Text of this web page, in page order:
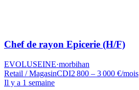
Chef de rayon Epicerie (H/F)
EVOLUSEINE·morbihan
Retail / MagasinCDI2 800 – 3 000 €/mois
Il y a 1 semaine